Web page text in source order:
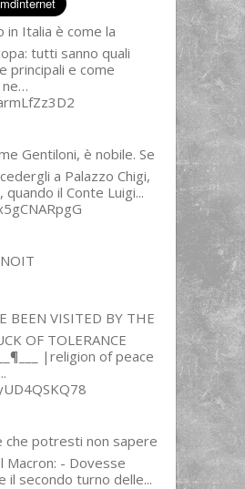
in Italia è come la
tutti sanno quali
principali e come
ne…
Gentiloni, è nobile. Se
a Palazzo Chigi,
il Conte Luigi...
BEEN VISITED BY THE
OF TOLERANCE
|religion of peace
che potresti non sapere
Macron: - Dovesse
il secondo turno delle...